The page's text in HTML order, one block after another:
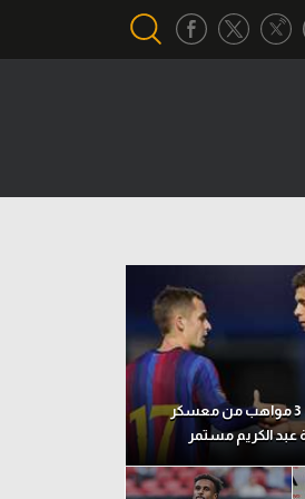
موندو: فليك يستبعد 3 مواهب من معسكر
عبد الكريم مستمر